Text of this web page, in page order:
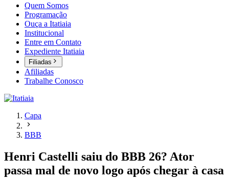
Quem Somos
Programação
Ouça a Itatiaia
Institucional
Entre em Contato
Expediente Itatiaia
Filiadas
Afiliadas
Trabalhe Conosco
Capa
BBB
Henri Castelli saiu do BBB 26? Ator
passa mal de novo logo após chegar à casa